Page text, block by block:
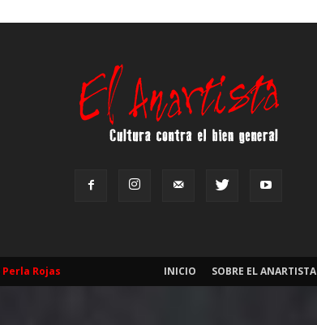
INICIO SOBRE EL ANARTISTA
Perla Rojas